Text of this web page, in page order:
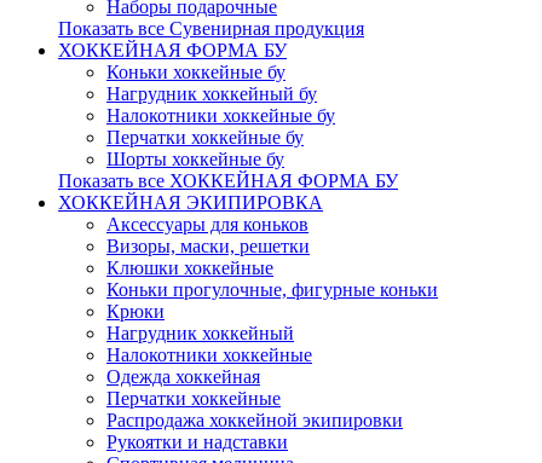
Наборы подарочные
Показать все Сувенирная продукция
ХОККЕЙНАЯ ФОРМА БУ
Коньки хоккейные бу
Нагрудник хоккейный бу
Налокотники хоккейные бу
Перчатки хоккейные бу
Шорты хоккейные бу
Показать все ХОККЕЙНАЯ ФОРМА БУ
ХОККЕЙНАЯ ЭКИПИРОВКА
Аксессуары для коньков
Визоры, маски, решетки
Клюшки хоккейные
Коньки прогулочные, фигурные коньки
Крюки
Нагрудник хоккейный
Налокотники хоккейные
Одежда хоккейная
Перчатки хоккейные
Распродажа хоккейной экипировки
Рукоятки и надставки